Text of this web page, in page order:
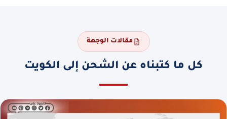
مقالات الوجهة
كل ما كتبناه عن الشحن إلى الكويت